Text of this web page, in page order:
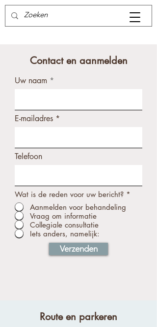
Contact en aanmelden
Uw naam
E-mailadres
Telefoon
Wat is de reden voor uw bericht? *
Aanmelden voor behandeling
Vraag om informatie
Collegiale consultatie
Iets anders, namelijk:
Verzenden
Route en parkeren